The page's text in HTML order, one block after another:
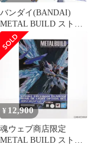
バンダイ(BANDAI)
METAL BUILD ストラ
イクフリーダムガンダ
ム 光の翼オプションセ
ット SOUL BLUE Ver.
¥ 12,900
魂ウェブ商店限定
METAL BUILD ストラ